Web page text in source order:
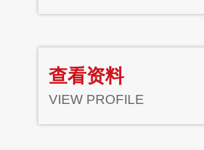
查看资料
VIEW PROFILE